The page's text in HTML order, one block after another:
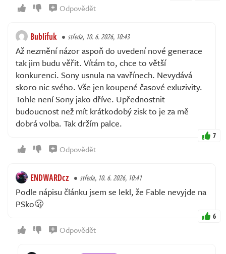
Odpovědět
Bublifuk středa, 10. 6. 2026, 10:43
Až nezmění názor aspoň do uvedení nové generace
tak jim budu věřit. Vítám to, chce to větší
konkurenci. Sony usnula na vavřínech. Nevydává
skoro nic svého. Vše jen koupené časové exluzivity.
Tohle není Sony jako dříve. Upřednostnit
budoucnost než mít krátkodobý zisk to je za mě
dobrá volba. Tak držím palce.
7
Odpovědět
ENDWARDcz středa, 10. 6. 2026, 10:41
Podle nápisu článku jsem se lekl, že Fable nevyjde na
PSko🫢
6
Odpovědět